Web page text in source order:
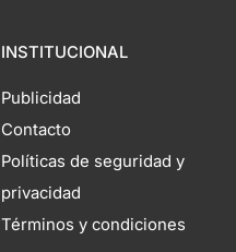
INSTITUCIONAL
Publicidad
Contacto
Políticas de seguridad y
privacidad
Términos y condiciones